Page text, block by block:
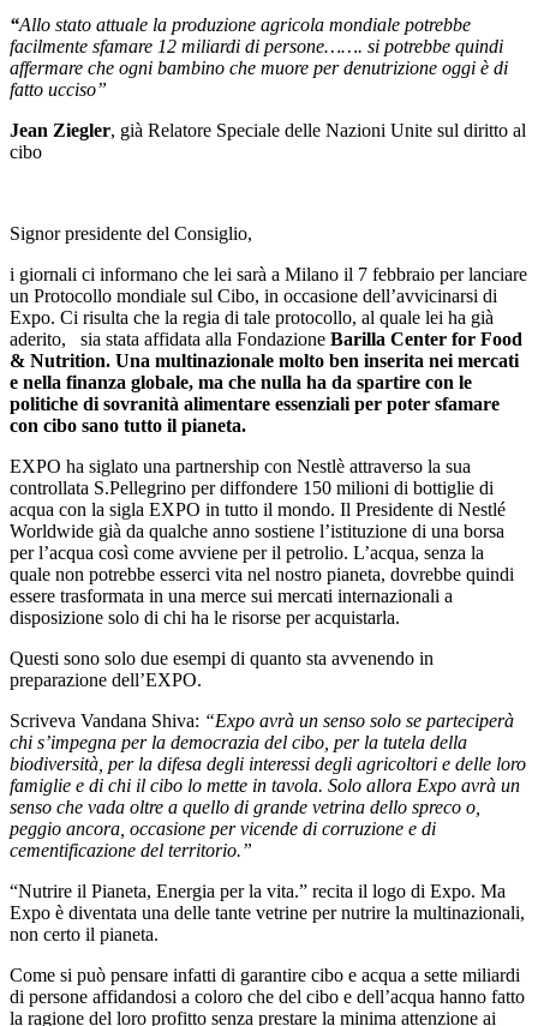
“Allo stato attuale la produzione agricola mondiale potrebbe
facilmente sfamare 12 miliardi di persone……. si potrebbe quindi
affermare che ogni bambino che muore per denutrizione oggi è di
fatto ucciso”
Jean Ziegler, già Relatore Speciale delle Nazioni Unite sul diritto al
cibo
Signor presidente del Consiglio,
i giornali ci informano che lei sarà a Milano il 7 febbraio per lanciare
un Protocollo mondiale sul Cibo, in occasione dell’avvicinarsi di
Expo. Ci risulta che la regia di tale protocollo, al quale lei ha già
aderito, sia stata affidata alla Fondazione Barilla Center for Food
& Nutrition. Una multinazionale molto ben inserita nei mercati
e nella finanza globale, ma che nulla ha da spartire con le
politiche di sovranità alimentare essenziali per poter sfamare
con cibo sano tutto il pianeta.
EXPO ha siglato una partnership con Nestlè attraverso la sua
controllata S.Pellegrino per diffondere 150 milioni di bottiglie di
acqua con la sigla EXPO in tutto il mondo. Il Presidente di Nestlé
Worldwide già da qualche anno sostiene l’istituzione di una borsa
per l’acqua così come avviene per il petrolio. L’acqua, senza la
quale non potrebbe esserci vita nel nostro pianeta, dovrebbe quindi
essere trasformata in una merce sui mercati internazionali a
disposizione solo di chi ha le risorse per acquistarla.
Questi sono solo due esempi di quanto sta avvenendo in
preparazione dell’EXPO.
Scriveva Vandana Shiva: “Expo avrà un senso solo se parteciperà
chi s’impegna per la democrazia del cibo, per la tutela della
biodiversità, per la difesa degli interessi degli agricoltori e delle loro
famiglie e di chi il cibo lo mette in tavola. Solo allora Expo avrà un
senso che vada oltre a quello di grande vetrina dello spreco o,
peggio ancora, occasione per vicende di corruzione e di
cementificazione del territorio.”
“Nutrire il Pianeta, Energia per la vita.” recita il logo di Expo. Ma
Expo è diventata una delle tante vetrine per nutrire la multinazionali,
non certo il pianeta.
Come si può pensare infatti di garantire cibo e acqua a sette miliardi
di persone affidandosi a coloro che del cibo e dell’acqua hanno fatto
la ragione del loro profitto senza prestare la minima attenzione ai